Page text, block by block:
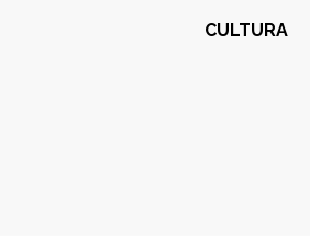
CULTURA